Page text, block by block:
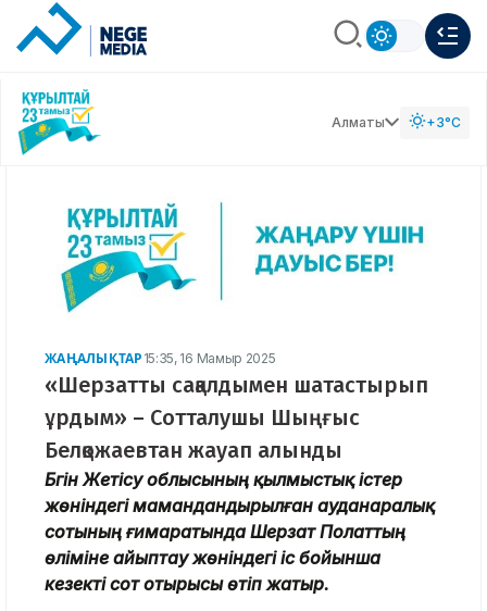
Алматы +3°C
ЖАҢАЛЫҚТАР 15:35, 16 Мамыр 2025
«Шерзатты сақалдымен шатастырып
ұрдым» – Сотталушы Шыңғыс
Белқожаевтан жауап алынды
Бүгін Жетісу облысының қылмыстық істер
жөніндегі мамандандырылған ауданаралық
сотының ғимаратында Шерзат Полаттың
өліміне айыптау жөніндегі іс бойынша
кезекті сот отырысы өтіп жатыр.